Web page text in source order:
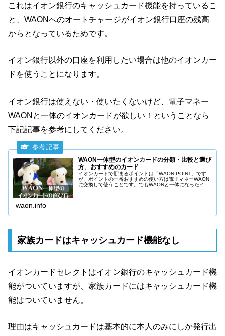
これはイオン銀行のキャッシュカード機能を持っているこ
と、WAONへのオートチャージがイオン銀行口座の残高
からとなっているためです。
イオン銀行以外の口座を利用したい場合は他のイオンカー
ドを使うことになります。
イオン銀行は使えない・使いたくないけど、電子マネー
WAONと一体のイオンカードが欲しい！ということなら
下記記事を参考にしてください。
WAON一体型のイオンカードの分類・比較と選び
方、おすすめのカード
イオンカードで貯まるポイントは「WAON POINT」です
が、ポイントの一番おすすめの使い方は電子マネーWAON
に交換して使うことです。でもWAONと一体になったイオ
waon.info
家族カードはキャッシュカード機能なし
イオンカードセレクトはイオン銀行のキャッシュカード機
能がついていますが、家族カードにはキャッシュカード機
能はついていません。
理由はキャッシュカードは基本的に本人のみにしか発行出